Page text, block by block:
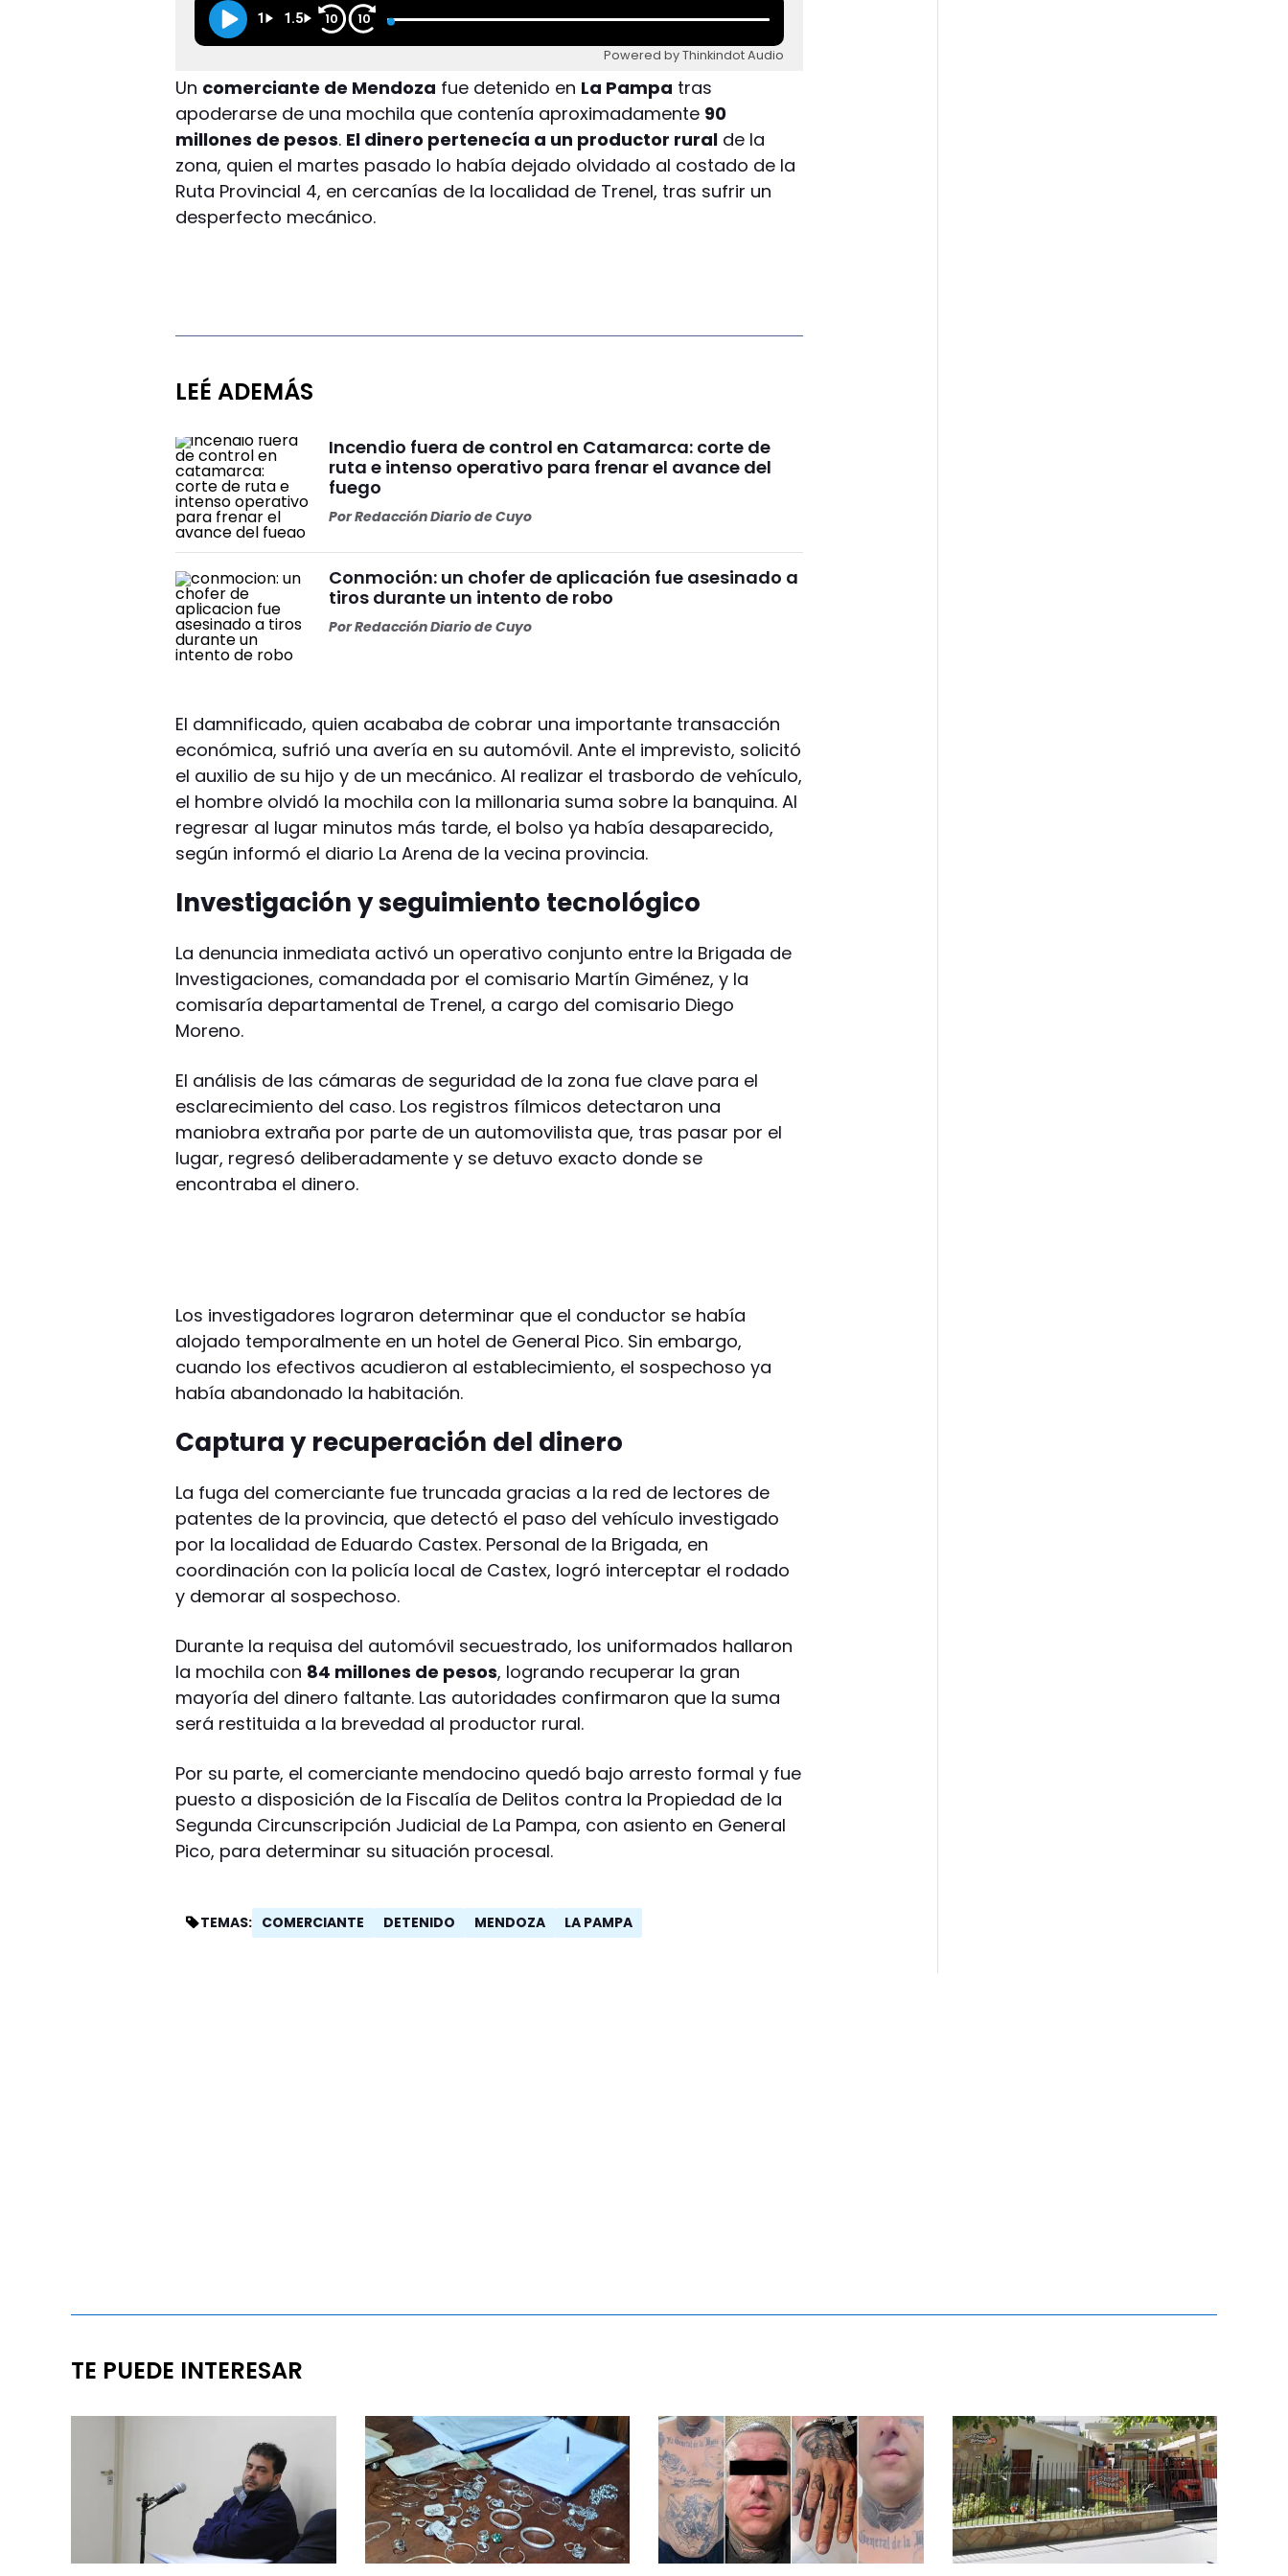
1 1.5 10 10
Powered by Thinkindot Audio
Un comerciante de Mendoza fue detenido en La Pampa tras
apoderarse de una mochila que contenía aproximadamente 90
millones de pesos. El dinero pertenecía a un productor rural de la
zona, quien el martes pasado lo había dejado olvidado al costado de la
Ruta Provincial 4, en cercanías de la localidad de Trenel, tras sufrir un
desperfecto mecánico.
LEÉ ADEMÁS
Incendio fuera de control en Catamarca: corte de
ruta e intenso operativo para frenar el avance del
fuego
PorRedacción Diario de Cuyo
Conmoción: un chofer de aplicación fue asesinado a
tiros durante un intento de robo
PorRedacción Diario de Cuyo
El damnificado, quien acababa de cobrar una importante transacción
económica, sufrió una avería en su automóvil. Ante el imprevisto, solicitó
el auxilio de su hijo y de un mecánico. Al realizar el trasbordo de vehículo,
el hombre olvidó la mochila con la millonaria suma sobre la banquina. Al
regresar al lugar minutos más tarde, el bolso ya había desaparecido,
según informó el diario La Arena de la vecina provincia.
Investigación y seguimiento tecnológico
La denuncia inmediata activó un operativo conjunto entre la Brigada de
Investigaciones, comandada por el comisario Martín Giménez, y la
comisaría departamental de Trenel, a cargo del comisario Diego
Moreno.
El análisis de las cámaras de seguridad de la zona fue clave para el
esclarecimiento del caso. Los registros fílmicos detectaron una
maniobra extraña por parte de un automovilista que, tras pasar por el
lugar, regresó deliberadamente y se detuvo exacto donde se
encontraba el dinero.
Los investigadores lograron determinar que el conductor se había
alojado temporalmente en un hotel de General Pico. Sin embargo,
cuando los efectivos acudieron al establecimiento, el sospechoso ya
había abandonado la habitación.
Captura y recuperación del dinero
La fuga del comerciante fue truncada gracias a la red de lectores de
patentes de la provincia, que detectó el paso del vehículo investigado
por la localidad de Eduardo Castex. Personal de la Brigada, en
coordinación con la policía local de Castex, logró interceptar el rodado
y demorar al sospechoso.
Durante la requisa del automóvil secuestrado, los uniformados hallaron
la mochila con 84 millones de pesos, logrando recuperar la gran
mayoría del dinero faltante. Las autoridades confirmaron que la suma
será restituida a la brevedad al productor rural.
Por su parte, el comerciante mendocino quedó bajo arresto formal y fue
puesto a disposición de la Fiscalía de Delitos contra la Propiedad de la
Segunda Circunscripción Judicial de La Pampa, con asiento en General
Pico, para determinar su situación procesal.
TEMAS: COMERCIANTE DETENIDO MENDOZA LA PAMPA
TE PUEDE INTERESAR